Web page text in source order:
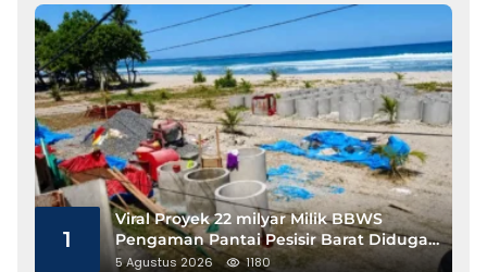
1
Viral Proyek 22 milyar Milik BBWS
Pengaman Pantai Pesisir Barat Diduga
Gunakan Besi Banci
5 Agustus 2026 1180